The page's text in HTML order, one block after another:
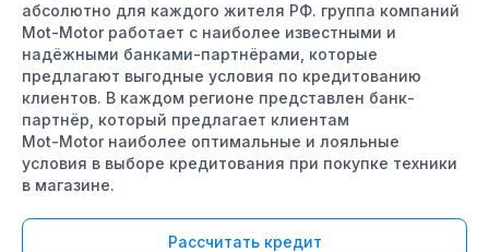
абсолютно для каждого жителя РФ. группа компаний
Mot-Motor работает с наиболее известными и
надёжными банками-партнёрами, которые
предлагают выгодные условия по кредитованию
клиентов. В каждом регионе представлен банк-
партнёр, который предлагает клиентам
Mot-Motor наиболее оптимальные и лояльные
условия в выборе кредитования при покупке техники
в магазине.
Рассчитать кредит